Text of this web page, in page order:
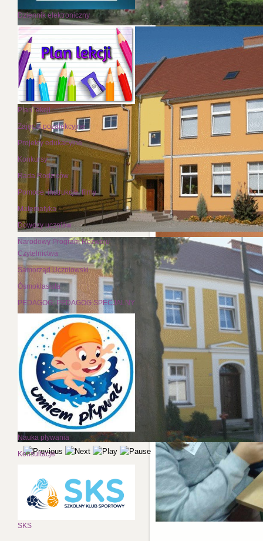
Dziennik elektroniczny
Plan lekcji
Zajęcia pozalekcyjne
Projekty edukacyjne
Konkursy
Rada Rodziców
Pomoce, instrukcje, filmy
Matematyka
Dowozy uczniów
Narodowy Program Rozwoju
Czytelnictwa
Samorząd Uczniowski
Ósmoklasista
PEDAGOG; PEDAGOG SPECJALNY
Nauka pływania
Konsultacje
SKS